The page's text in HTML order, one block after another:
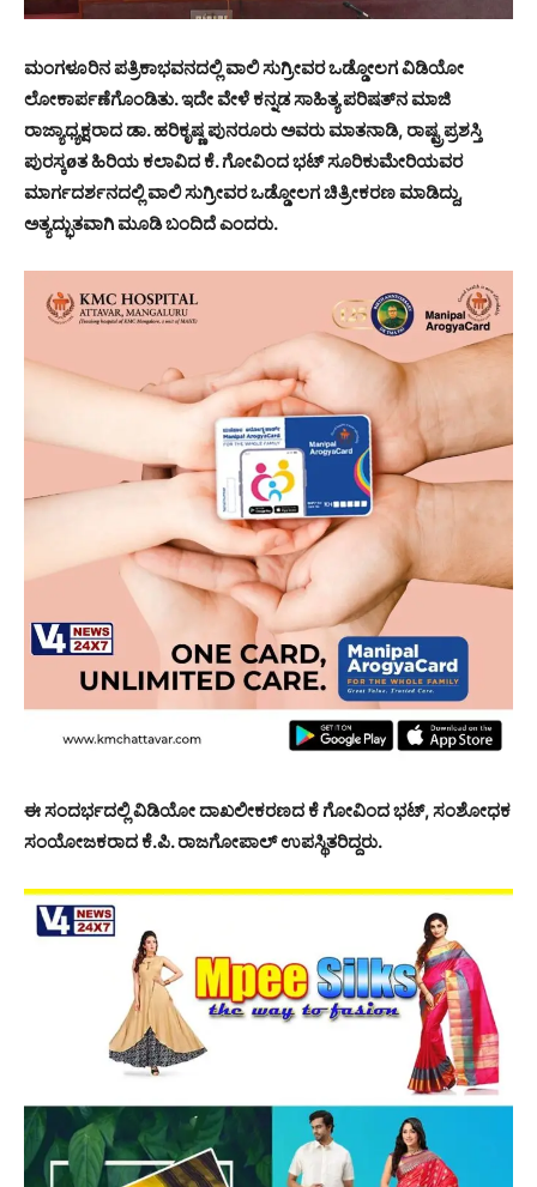
ಮಂಗಳೂರಿನ ಪತ್ರಿಕಾಭವನದಲ್ಲಿ ವಾಲಿ ಸುಗ್ರೀವರ ಒಡ್ಡೋಲಗ ವಿಡಿಯೋ
ಲೋಕಾರ್ಪಣೆಗೊಂಡಿತು. ಇದೇ ವೇಳೆ ಕನ್ನಡ ಸಾಹಿತ್ಯ ಪರಿಷತ್‍ನ ಮಾಜಿ
ರಾಜ್ಯಾಧ್ಯಕ್ಷರಾದ ಡಾ. ಹರಿಕೃಷ್ಣ ಪುನರೂರು ಅವರು ಮಾತನಾಡಿ, ರಾಷ್ಟ್ರಪ್ರಶಸ್ತಿ
ಪುರಸ್ಕøತ ಹಿರಿಯ ಕಲಾವಿದ ಕೆ. ಗೋವಿಂದ ಭಟ್ ಸೂರಿಕುಮೇರಿಯವರ
ಮಾರ್ಗದರ್ಶನದಲ್ಲಿ ವಾಲಿ ಸುಗ್ರೀವರ ಒಡ್ಡೋಲಗ ಚಿತ್ರೀಕರಣ ಮಾಡಿದ್ದು,
ಅತ್ಯದ್ಭುತವಾಗಿ ಮೂಡಿ ಬಂದಿದೆ ಎಂದರು.
ಈ ಸಂದರ್ಭದಲ್ಲಿ ವಿಡಿಯೋ ದಾಖಲೀಕರಣದ ಕೆ ಗೋವಿಂದ ಭಟ್, ಸಂಶೋಧಕ
ಸಂಯೋಜಕರಾದ ಕೆ.ಪಿ. ರಾಜಗೋಪಾಲ್ ಉಪಸ್ಥಿತರಿದ್ದರು.